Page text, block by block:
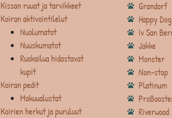
Kissan ruuat ja tarvikkeet
Koiran aktivointilelut
Nuolumatot
Nuuskumatot
Ruokailua hidastavat
kupit
Koiran pedit
Makuualustat
Koirien herkut ja puruluut
Grandorf
Happy Dog
Iv San
Jakke
Monster
Non-stop
Platinum
Riverwood